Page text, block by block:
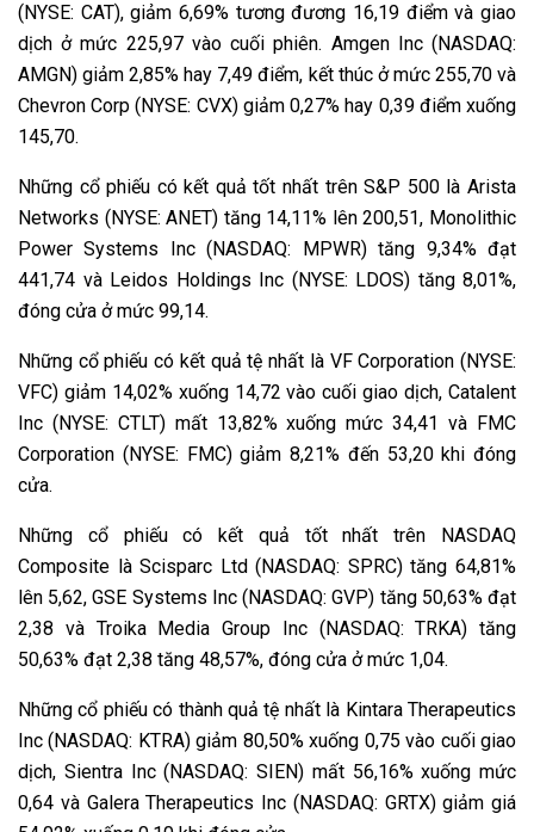
(NYSE: CAT), giảm 6,69% ​​tương đương 16,19 điểm và giao
dịch ở mức 225,97 vào cuối phiên. Amgen Inc (NASDAQ:
AMGN) giảm 2,85% hay 7,49 điểm, kết thúc ở mức 255,70 và
Chevron Corp (NYSE: CVX) giảm 0,27% hay 0,39 điểm xuống
145,70.
Những cổ phiếu có kết quả tốt nhất trên S&P 500 là Arista
Networks (NYSE: ANET) tăng 14,11% lên 200,51, Monolithic
Power Systems Inc (NASDAQ: MPWR) tăng 9,34% đạt
441,74 và Leidos Holdings Inc (NYSE: LDOS) tăng 8,01%,
đóng cửa ở mức 99,14.
Những cổ phiếu có kết quả tệ nhất là VF Corporation (NYSE:
VFC) giảm 14,02% xuống 14,72 vào cuối giao dịch, Catalent
Inc (NYSE: CTLT) mất 13,82% xuống mức 34,41 và FMC
Corporation (NYSE: FMC) giảm 8,21% đến 53,20 khi đóng
cửa.
Những cổ phiếu có kết quả tốt nhất trên NASDAQ
Composite là Scisparc Ltd (NASDAQ: SPRC) tăng 64,81%
lên 5,62, GSE Systems Inc (NASDAQ: GVP) tăng 50,63% đạt
2,38 và Troika Media Group Inc (NASDAQ: TRKA) tăng
50,63% đạt 2,38 tăng 48,57%, đóng cửa ở mức 1,04.
Những cổ phiếu có thành quả tệ nhất là Kintara Therapeutics
Inc (NASDAQ: KTRA) giảm 80,50% xuống 0,75 vào cuối giao
dịch, Sientra Inc (NASDAQ: SIEN) mất 56,16% xuống mức
0,64 và Galera Therapeutics Inc (NASDAQ: GRTX) giảm giá